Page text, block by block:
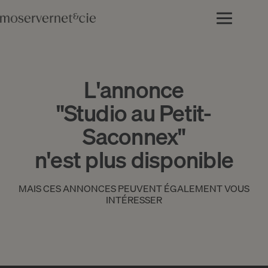
L'annonce
"Studio au Petit-
Saconnex"
n'est plus disponible
MAIS CES ANNONCES PEUVENT ÉGALEMENT VOUS
INTÉRESSER